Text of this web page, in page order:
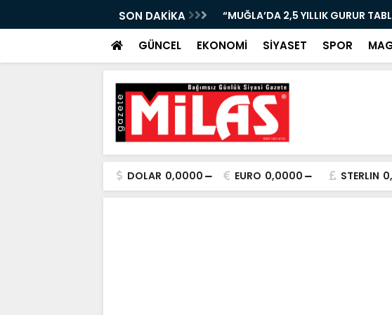
SON DAKİKA
TABLOSU: BAŞKAN ARAS ANLATACAK!” “BODRUM’DA EMEKLİYE MÜJDE:
GÜNCEL EKONOMİ SİYASET SPOR
DOLAR 0,0000 EURO 0,0000 STERLIN